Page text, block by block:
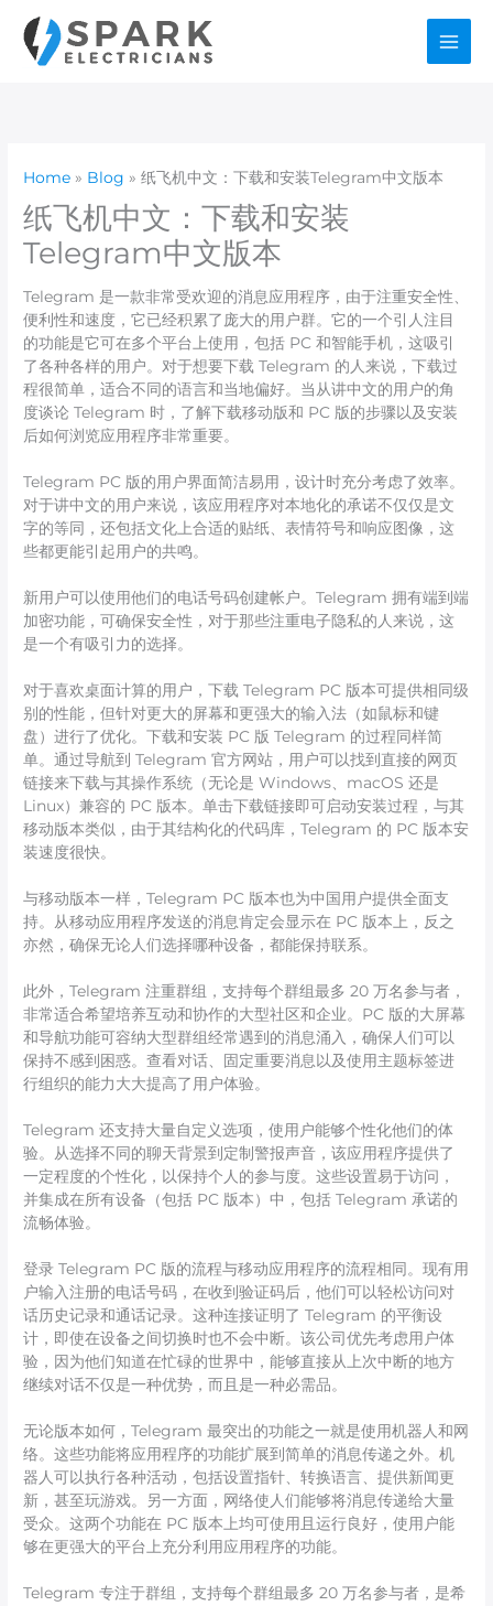
content
Home Blog 纸飞机中文：下载和安装Telegram中文版本
纸飞机中文：下载和安装
Telegram中文版本
Telegram 是一款非常受欢迎的消息应用程序，由于注重安全性、
便利性和速度，它已经积累了庞大的用户群。它的一个引人注目
的功能是它可在多个平台上使用，包括 PC 和智能手机，这吸引
了各种各样的用户。对于想要下载 Telegram 的人来说，下载过
程很简单，适合不同的语言和当地偏好。当从讲中文的用户的角
度谈论 Telegram 时，了解下载移动版和 PC 版的步骤以及安装
后如何浏览应用程序非常重要。
Telegram PC 版的用户界面简洁易用，设计时充分考虑了效率。
对于讲中文的用户来说，该应用程序对本地化的承诺不仅仅是文
字的等同，还包括文化上合适的贴纸、表情符号和响应图像，这
些都更能引起用户的共鸣。
新用户可以使用他们的电话号码创建帐户。Telegram 拥有端到端
加密功能，可确保安全性，对于那些注重电子隐私的人来说，这
是一个有吸引力的选择。
对于喜欢桌面计算的用户，下载 Telegram PC 版本可提供相同级
别的性能，但针对更大的屏幕和更强大的输入法（如鼠标和键
盘）进行了优化。下载和安装 PC 版 Telegram 的过程同样简
单。通过导航到 Telegram 官方网站，用户可以找到直接的网页
链接来下载与其操作系统（无论是 Windows、macOS 还是
Linux）兼容的 PC 版本。单击下载链接即可启动安装过程，与其
移动版本类似，由于其结构化的代码库，Telegram 的 PC 版本安
装速度很快。
与移动版本一样，Telegram PC 版本也为中国用户提供全面支
持。从移动应用程序发送的消息肯定会显示在 PC 版本上，反之
亦然，确保无论人们选择哪种设备，都能保持联系。
此外，Telegram 注重群组，支持每个群组最多 20 万名参与者，
非常适合希望培养互动和协作的大型社区和企业。PC 版的大屏幕
和导航功能可容纳大型群组经常遇到的消息涌入，确保人们可以
保持不感到困惑。查看对话、固定重要消息以及使用主题标签进
行组织的能力大大提高了用户体验。
Telegram 还支持大量自定义选项，使用户能够个性化他们的体
验。从选择不同的聊天背景到定制警报声音，该应用程序提供了
一定程度的个性化，以保持个人的参与度。这些设置易于访问，
并集成在所有设备（包括 PC 版本）中，包括 Telegram 承诺的
流畅体验。
登录 Telegram PC 版的流程与移动应用程序的流程相同。现有用
户输入注册的电话号码，在收到验证码后，他们可以轻松访问对
话历史记录和通话记录。这种连接证明了 Telegram 的平衡设
计，即使在设备之间切换时也不会中断。该公司优先考虑用户体
验，因为他们知道在忙碌的世界中，能够直接从上次中断的地方
继续对话不仅是一种优势，而且是一种必需品。
无论版本如何，Telegram 最突出的功能之一就是使用机器人和网
络。这些功能将应用程序的功能扩展到简单的消息传递之外。机
器人可以执行各种活动，包括设置指针、转换语言、提供新闻更
新，甚至玩游戏。另一方面，网络使人们能够将消息传递给大量
受众。这两个功能在 PC 版本上均可使用且运行良好，使用户能
够在更强大的平台上充分利用应用程序的功能。
Telegram 专注于群组，支持每个群组最多 20 万名参与者，是希